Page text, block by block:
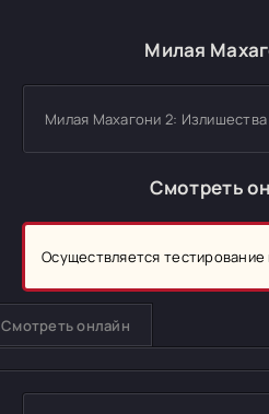
Милая
Милая Махагони 2: Излишества
Смотреть
Осуществляется
Смотреть онлайн